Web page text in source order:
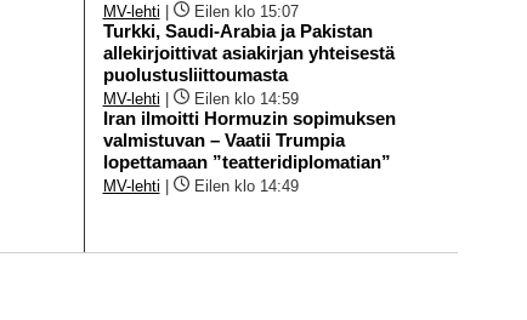
MV-lehti Eilen klo 15:07
Turkki, Saudi-Arabia ja Pakistan
allekirjoittivat asiakirjan yhteisestä
puolustusliittoumasta
MV-lehti Eilen klo 14:59
Iran ilmoitti Hormuzin sopimuksen
valmistuvan – Vaatii Trumpia
lopettamaan ”teatteridiplomatian”
MV-lehti Eilen klo 14:49